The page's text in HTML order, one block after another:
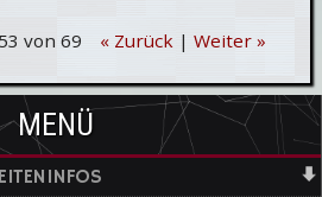
von 69
« Zurück| Weiter »
MENÜ